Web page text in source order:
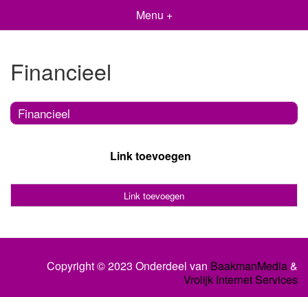
Menu +
Financieel
Financieel
Link toevoegen
Link toevoegen
Copyright © 2023 Onderdeel van BaakmanMedia&
Vrolijk Internet Services